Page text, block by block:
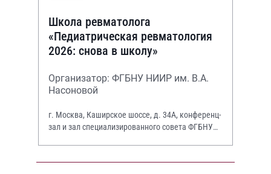
Школа ревматолога
«Педиатрическая ревматология
2026: снова в школу»
Организатор: ФГБНУ НИИР им. В.А.
Насоновой
г. Москва, Каширское шоссе, д. 34А, конференц-
зал и зал специализированного совета ФГБНУ